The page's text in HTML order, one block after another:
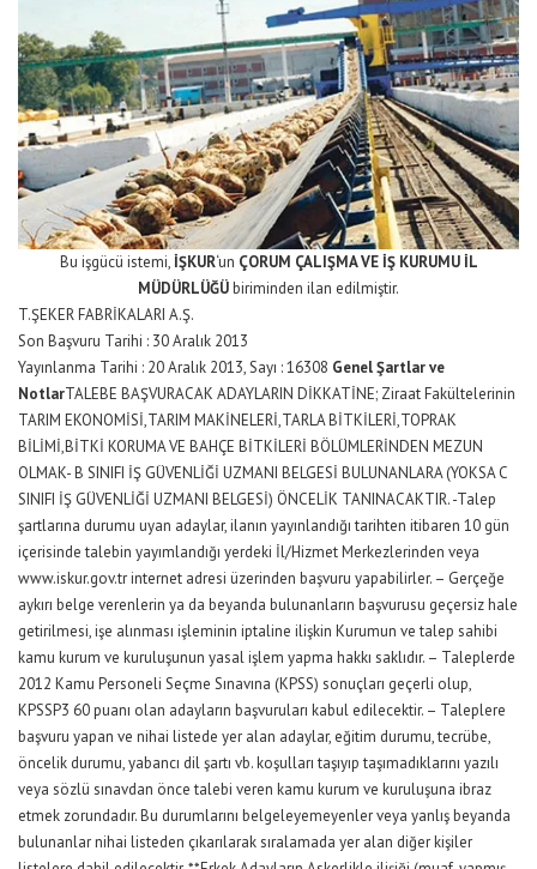
Bu işgücü istemi,İŞKUR‘un ÇORUM ÇALIŞMA VE İŞ KURUMU İL
MÜDÜRLÜĞÜbiriminden ilan edilmiştir.
T.ŞEKER FABRİKALARI A.Ş.
Son Başvuru Tarihi : 30 Aralık 2013
Yayınlanma Tarihi : 20 Aralık 2013, Sayı : 16308 Genel Şartlar ve
NotlarTALEBE BAŞVURACAK ADAYLARIN DİKKATİNE; Ziraat Fakültelerinin
TARIM EKONOMİSİ,TARIM MAKİNELERİ,TARLA BİTKİLERİ,TOPRAK
BİLİMİ,BİTKİ KORUMA VE BAHÇE BİTKİLERİ BÖLÜMLERİNDEN MEZUN
OLMAK- B SINIFI İŞ GÜVENLİĞİ UZMANI BELGESİ BULUNANLARA (YOKSA C
SINIFI İŞ GÜVENLİĞİ UZMANI BELGESİ) ÖNCELİK TANINACAKTIR. -Talep
şartlarına durumu uyan adaylar, ilanın yayınlandığı tarihten itibaren 10 gün
içerisinde talebin yayımlandığı yerdeki İl/Hizmet Merkezlerinden veya
www.iskur.gov.tr internet adresi üzerinden başvuru yapabilirler. – Gerçeğe
aykırı belge verenlerin ya da beyanda bulunanların başvurusu geçersiz hale
getirilmesi, işe alınması işleminin iptaline ilişkin Kurumun ve talep sahibi
kamu kurum ve kuruluşunun yasal işlem yapma hakkı saklıdır. – Taleplerde
2012 Kamu Personeli Seçme Sınavına (KPSS) sonuçları geçerli olup,
KPSSP3 60 puanı olan adayların başvuruları kabul edilecektir. – Taleplere
başvuru yapan ve nihai listede yer alan adaylar, eğitim durumu, tecrübe,
öncelik durumu, yabancı dil şartı vb. koşulları taşıyıp taşımadıklarını yazılı
veya sözlü sınavdan önce talebi veren kamu kurum ve kuruluşuna ibraz
etmek zorundadır. Bu durumlarını belgeleyemeyenler veya yanlış beyanda
bulunanlar nihai listeden çıkarılarak sıralamada yer alan diğer kişiler